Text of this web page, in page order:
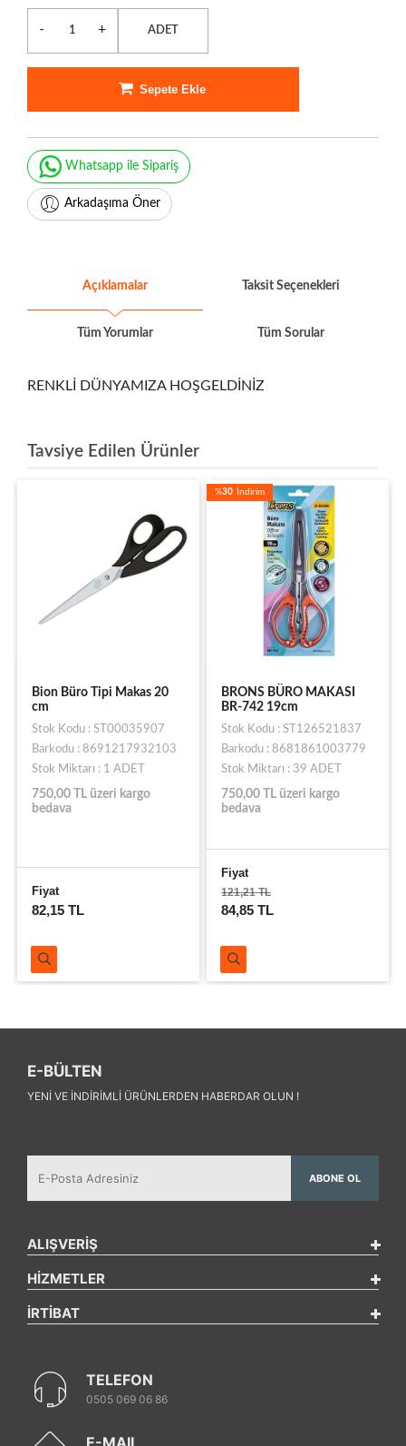
- + ADET
Sepete Ekle
Whatsapp ile Sipariş
Arkadaşıma Öner
Açıklamalar Taksit Seçenekleri
Tüm Yorumlar Tüm Sorular
RENKLİ DÜNYAMIZA HOŞGELDİNİZ
Tavsiye Edilen Ürünler
Bion Büro Tipi Makas 20
cm
Stok Kodu : ST00035907
Barkodu : 8691217932103
Stok Miktarı : 1 ADET
750,00 TL üzeri kargo
bedava
Fiyat
82,15 TL
%30 İndirim
BRONS BÜRO MAKASI
BR-742 19cm
Stok Kodu : ST126521837
Barkodu : 8681861003779
Stok Miktarı : 39 ADET
750,00 TL üzeri kargo
bedava
Fiyat
121,21 TL
84,85 TL
E-BÜLTEN
YENI VE INDIRIMLI ÜRÜNLERDEN HABERDAR OLUN !
ABONE OL
ALIŞVERİŞ
HİZMETLER
İRTİBAT
TELEFON
0505 069 06 86
E-MAIL